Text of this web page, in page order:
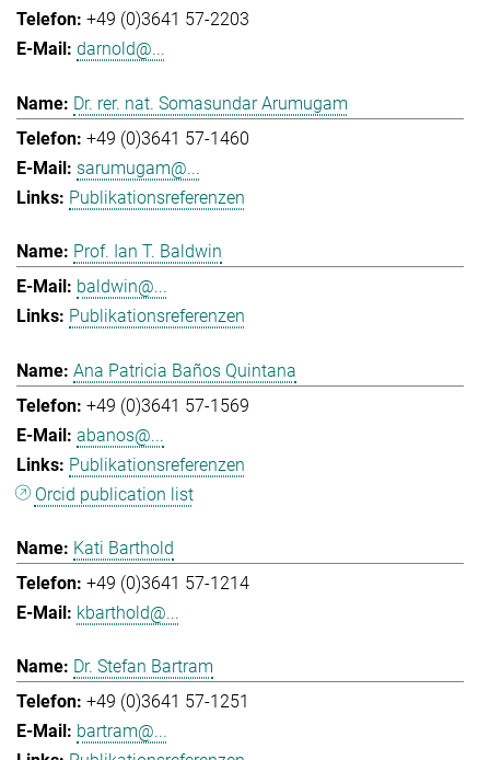
+49 (0)3641 57-2203
darnold@...
Dr. rer. nat. Somasundar Arumugam
+49 (0)3641 57-1460
sarumugam@...
Publikationsreferenzen
Prof. Ian T. Baldwin
baldwin@...
Publikationsreferenzen
Ana Patricia Baños Quintana
+49 (0)3641 57-1569
abanos@...
Publikationsreferenzen
Orcid publication list
Kati Barthold
+49 (0)3641 57-1214
kbarthold@...
Dr. Stefan Bartram
+49 (0)3641 57-1251
bartram@...